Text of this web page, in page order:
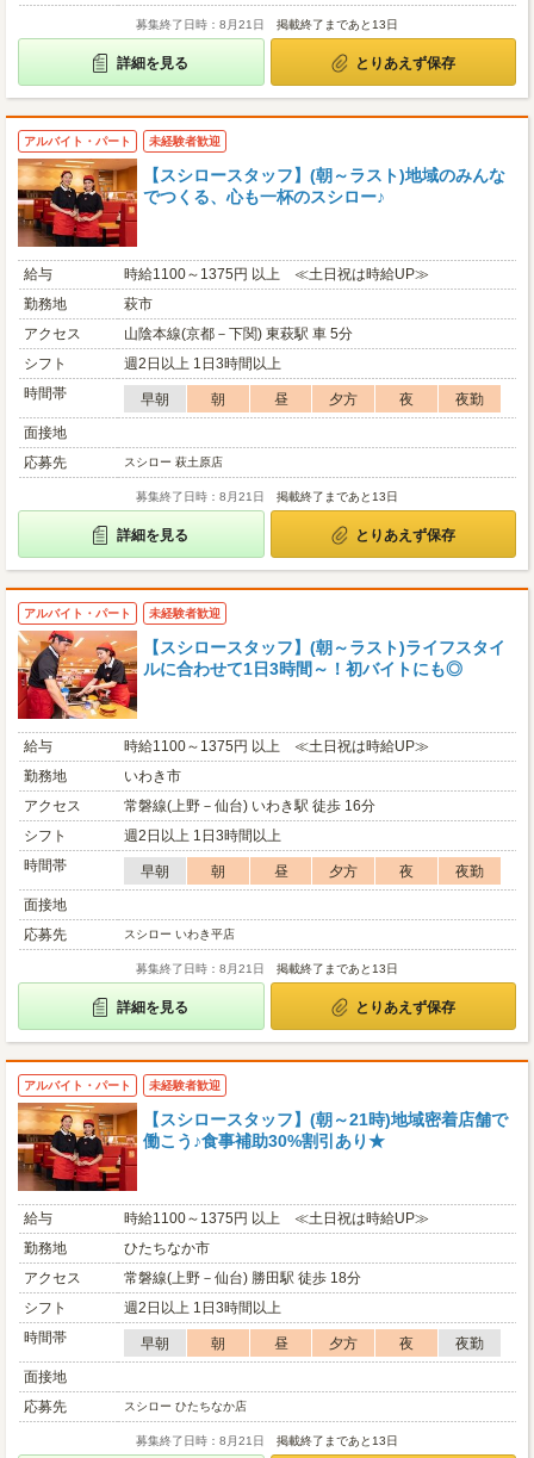
募集終了日時：8月21日 掲載終了まであと13日
詳細を見る とりあえず保存
アルバイト・パート 未経験者歓迎
【スシロースタッフ】(朝～ラスト)地域のみんな
でつくる、心も一杯のスシロー♪
給与
時給1100～1375円 以上 ≪土日祝は時給UP≫
勤務地
萩市
アクセス
山陰本線(京都－下関) 東萩駅 車 5分
シフト
週2日以上 1日3時間以上
時間帯
早朝 朝 昼 夕方 夜
夜勤
面接地
応募先
スシロー 萩土原店
募集終了日時：8月21日 掲載終了まであと13日
詳細を見る とりあえず保存
アルバイト・パート 未経験者歓迎
【スシロースタッフ】(朝～ラスト)ライフスタイ
ルに合わせて1日3時間～！初バイトにも◎
給与
時給1100～1375円 以上 ≪土日祝は時給UP≫
勤務地
いわき市
アクセス
常磐線(上野－仙台) いわき駅 徒歩 16分
シフト
週2日以上 1日3時間以上
時間帯
早朝 朝 昼 夕方 夜
夜勤
面接地
応募先
スシロー いわき平店
募集終了日時：8月21日 掲載終了まであと13日
詳細を見る とりあえず保存
アルバイト・パート 未経験者歓迎
【スシロースタッフ】(朝～21時)地域密着店舗で
働こう♪食事補助30%割引あり★
給与
時給1100～1375円 以上 ≪土日祝は時給UP≫
勤務地
ひたちなか市
アクセス
常磐線(上野－仙台) 勝田駅 徒歩 18分
シフト
週2日以上 1日3時間以上
時間帯
早朝 朝 昼 夕方 夜
夜勤
面接地
応募先
スシロー ひたちなか店
募集終了日時：8月21日 掲載終了まであと13日